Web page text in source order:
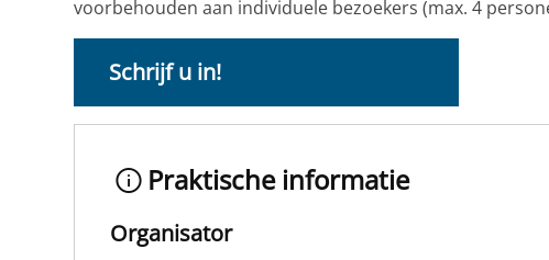
voorbehouden aan individuele bezoekers (max. 4
Schrijf u in!
Praktische informatie
Organisator